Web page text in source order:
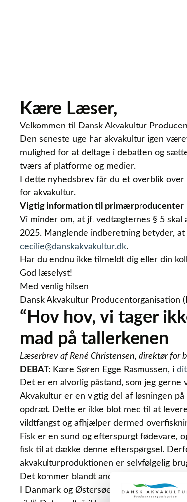
Kære Læser,
Velkommen til Dansk Akvakultur
Den seneste uge har akvakultur igen
mulighed for at deltage i debatten og
tværs af platforme og medier.
I dette nyhedsbrev får du et overblik
for akvakultur.
Vigtig information til primærproducenter
Vi minder om, at jf. vedtægternes § 5
2025. Manglende indberetning betyder,
cecilie@danskakvakultur.dk.
Har du endnu ikke tilmeldt dig eller din
God læselyst!
Med venlig hilsen
Dansk Akvakultur Producentorganisation
“Hov hov, vi tager
mad på tallerkenen
Læserbrev af René Christensen, direktør for
DEBAT: Kære Søren Egge Rasmussen, i
Det er en alvorlig påstand, som jeg gerne
Akvakultur er en vigtig del af løsningen
opdræt. Dette er ikke blot med til at
vildtfangst og afhjælper dermed
Fisk er en sund og efterspurgt fødevare,
fisk til at dække denne efterspørgsel.
akvakulturproduktionen er selvfølgelig
Det kommer blandt andet fra brisling –
I Danmark og Østersøen er brisling en